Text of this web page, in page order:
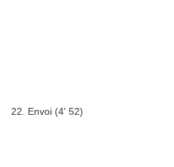
22. Envoi (4' 52)